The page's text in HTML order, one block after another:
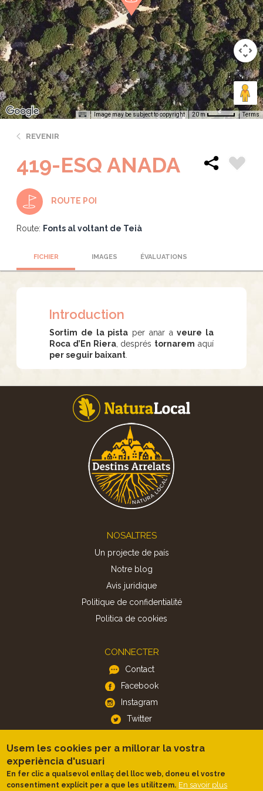
Image may be subject to copyright 20 m Terms
REVENIR
419-ESQ ANADA
ROUTE POI
Route: Fonts al voltant de Teià
FICHIER IMAGES ÉVALUATIONS
Introduction
Sortim de la pista per anar aveure la
Roca d’En Riera, després tornarem aquí
per seguir baixant
NOSALTRES
Un projecte de país
Notre blog
Avis juridique
Politique de confidentialité
Politica de cookies
CONNECTER
Contact
Facebook
Instagram
Twitter
APP
iOS
Android
Usem les cookies per a millorar la vostra
experiència d'usuari
En fer clic a qualsevol enllaç del lloc web, doneu el vostre
consentiment explícit per a que les utilitzem. En savoir plus